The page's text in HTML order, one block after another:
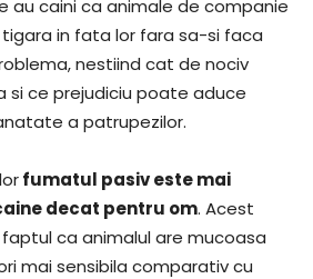
au caini ca animale de companie
in fata lor fara sa-si faca
nestiind cat de nociv
si ce prejudiciu poate aduce
a patrupezilor.
fumatul pasiv este mai
decat pentru om. Acest
ca animalul are mucoasa
mai sensibila comparativ cu